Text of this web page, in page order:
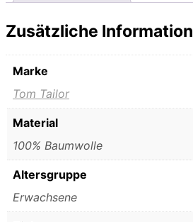
Zusätzliche Information
Marke
Tom Tailor
Material
100% Baumwolle
Altersgruppe
Erwachsene